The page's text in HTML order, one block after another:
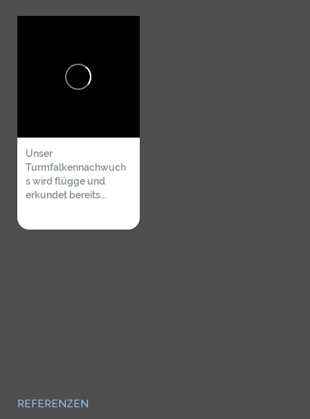
Unser
Turmfalkennachwuch
s wird flügge und
erkundet bereits...
REFERENZEN